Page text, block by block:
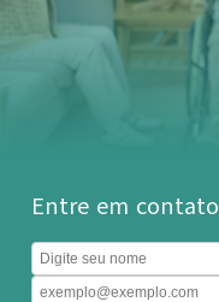
Entre em contato